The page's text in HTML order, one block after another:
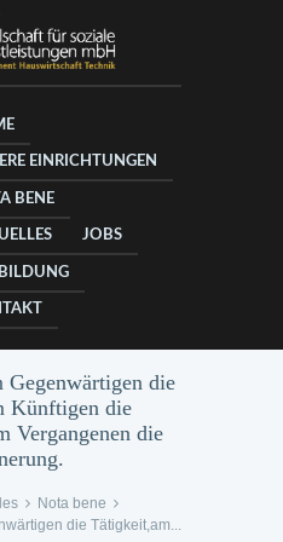
EINRICHTUNGEN
BENE
JOBS
Gegenwärtigen die
Künftigen die
Vergangenen die
Nota bene
die Tätigkeit,am...